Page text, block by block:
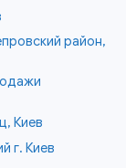
район,
Киев
г. Киев